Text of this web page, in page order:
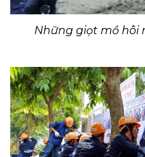
Những giọt mồ hôi